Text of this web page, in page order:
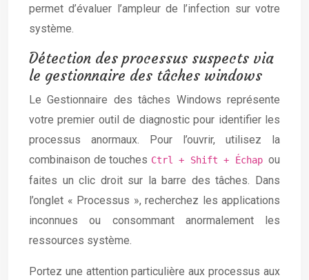
permet d’évaluer l’ampleur de l’infection sur votre
système.
Détection des processus suspects via
le gestionnaire des tâches windows
Le Gestionnaire des tâches Windows représente
votre premier outil de diagnostic pour identifier les
processus anormaux. Pour l’ouvrir, utilisez la
combinaison de touches Ctrl + Shift + Échap ou
faites un clic droit sur la barre des tâches. Dans
l’onglet « Processus », recherchez les applications
inconnues ou consommant anormalement les
ressources système.
Portez une attention particulière aux processus aux